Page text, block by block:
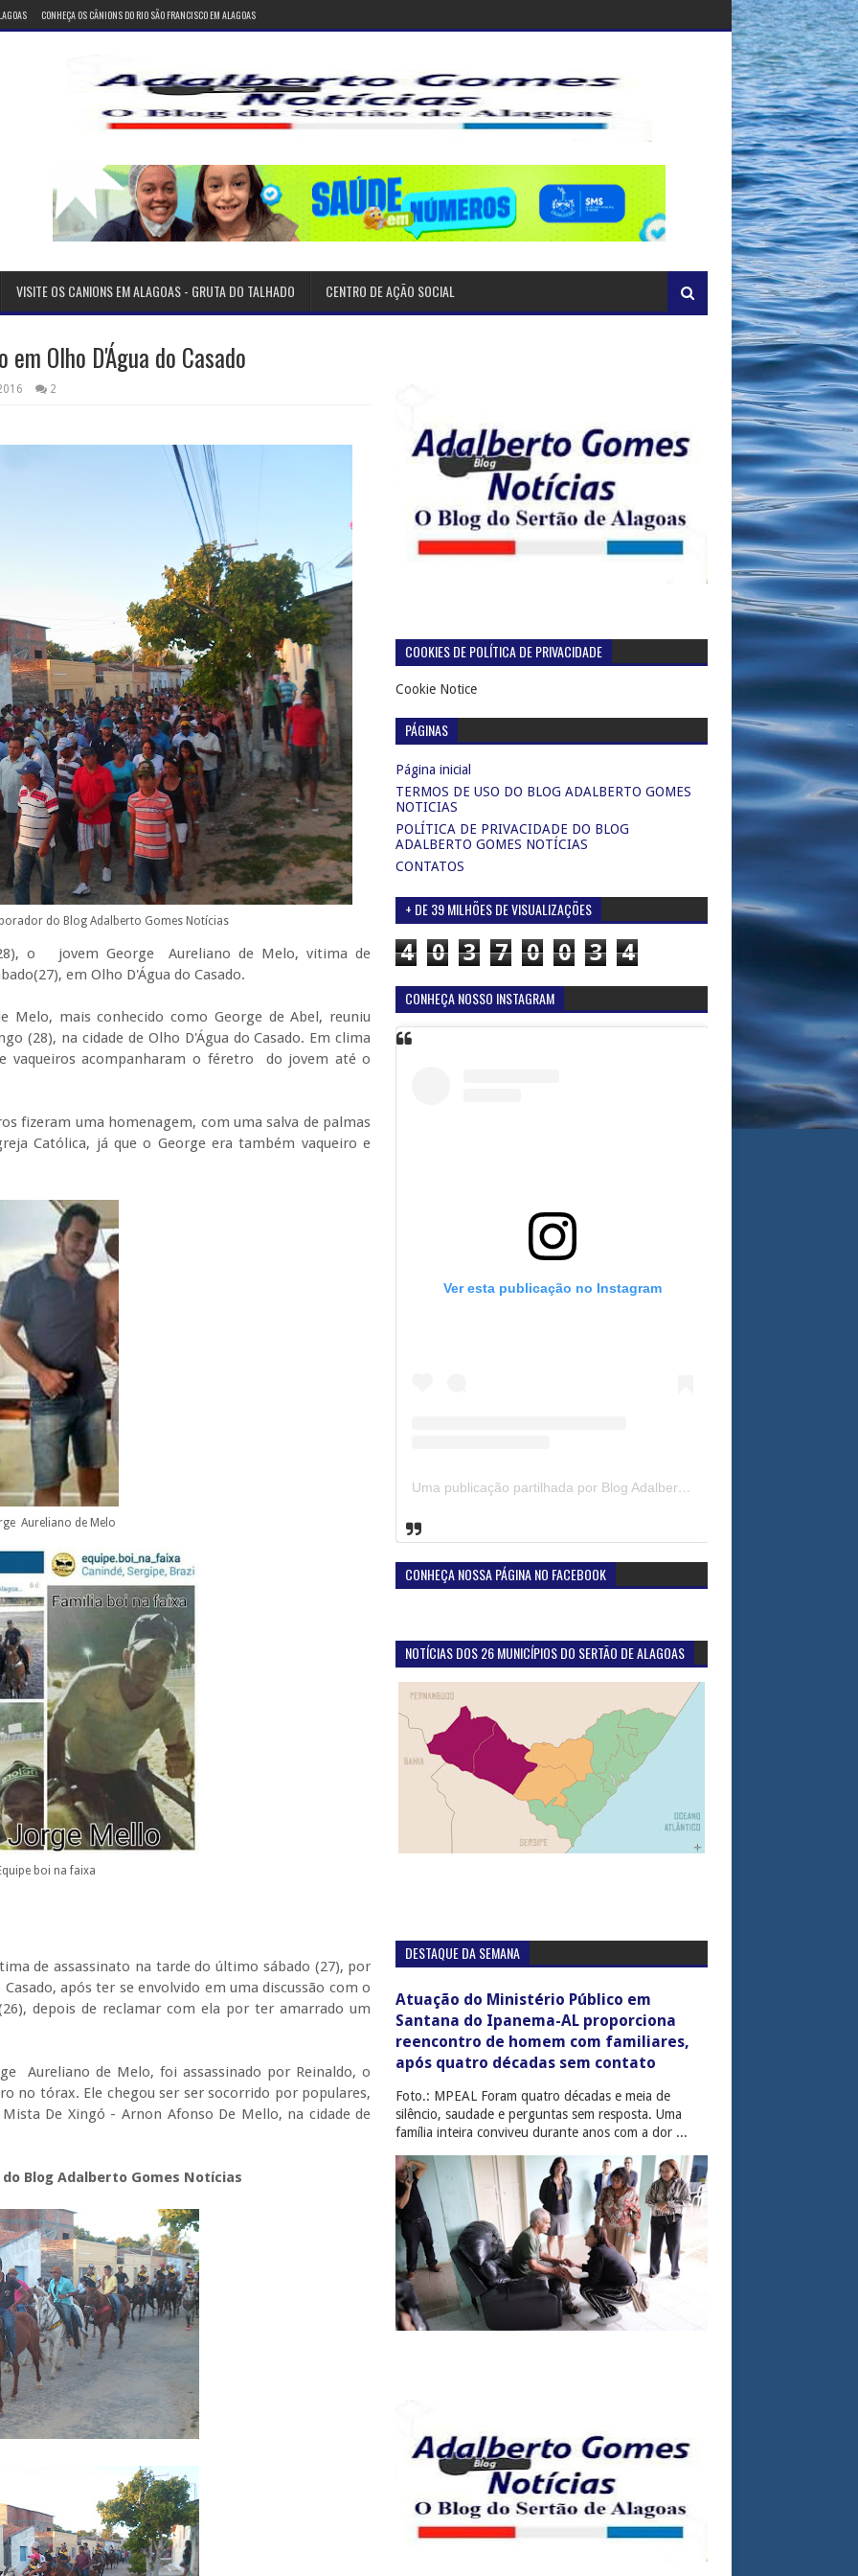
CONHEÇA OS CÂNIONS DO RIO SÃO FRANCISCO EM ALAGOAS
VISITE OS CANIONS EM ALAGOAS - GRUTA DO TALHADO CENTRO DE AÇÃO SOCIAL
Olho D'Água do Casado
2
do Blog Adalberto Gomes Notícias
o jovem George Aureliano de Melo, vitima de
em Olho D'Água do Casado.
mais conhecido como George de Abel, reuniu
(28), na cidade de Olho D'Água do Casado. Em clima
acompanharam o féretro do jovem até o
fizeram uma homenagem, com uma salva de palmas
Católica, já que o George era também vaqueiro e
Aureliano de Melo
boi na faixa
de assassinato na tarde do último sábado (27), por
após ter se envolvido em uma discussão com o
depois de reclamar com ela por ter amarrado um
Aureliano de Melo, foi assassinado por Reinaldo, o
no tórax. Ele chegou ser ser socorrido por populares,
De Xingó - Arnon Afonso De Mello, na cidade de
Blog Adalberto Gomes Notícias
COOKIES DE POLÍTICA DE PRIVACIDADE
Cookie Notice
PÁGINAS
Página inicial
TERMOS DE USO DO BLOG ADALBERTO GOMES
NOTICIAS
POLÍTICA DE PRIVACIDADE DO BLOG
ADALBERTO GOMES NOTÍCIAS
CONTATOS
+ DE 39 MILHÕES DE VISUALIZAÇÕES
4 0 3 7 0 0 3 4
CONHEÇA NOSSO INSTAGRAM
Ver esta publicação no Instagram
Uma publicação partilhada por Blog Adalberto Gomes Noticias (@blogadalbertogomesnoticiass)
CONHEÇA NOSSA PÁGINA NO FACEBOOK
NOTÍCIAS DOS 26 MUNICÍPIOS DO SERTÃO DE ALAGOAS
DESTAQUE DA SEMANA
Atuação do Ministério Público em
Santana do Ipanema-AL proporciona
reencontro de homem com familiares,
após quatro décadas sem contato
Foto.: MPEAL Foram quatro décadas e meia de
silêncio, saudade e perguntas sem resposta. Uma
família inteira conviveu durante anos com a dor ...